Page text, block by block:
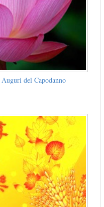
del Capodanno